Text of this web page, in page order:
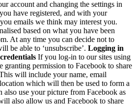
account and changing the settings in
have registered, and with your
emails we think may interest you.
based on what you have been
At any time you can decide not to
be able to ‘unsubscribe’. Logging in
If you log-in to our sites using
granting permission to Facebook to share
will include your name, email
which will then be used to form a
also use your picture from Facebook as
also allow us and Facebook to share